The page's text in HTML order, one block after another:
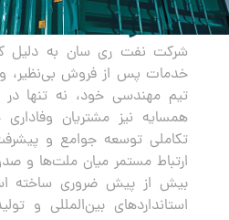
صادرات
شرکت نفت ری سان به دلیل
خدمات پس از فروش بی‌نظیر، و
تیم مهندسی خود، نه تنها در
همسایه نیز مشتریان
تکاملی توسعه جوامع و
ارتباط مستمر میان ملت‌ها و
بیش از پیش ضروری ساخته
استانداردهای بین‌المللی و